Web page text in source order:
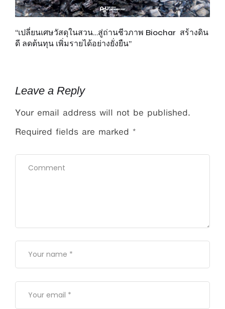
“เปลี่ยนเศษวัสดุในสวน…สู่ถ่านชีวภาพ Biochar สร้างดิน
ดี ลดต้นทุน เพิ่มรายได้อย่างยั่งยืน”
Leave a Reply
Your email address will not be published.
Required fields are marked *